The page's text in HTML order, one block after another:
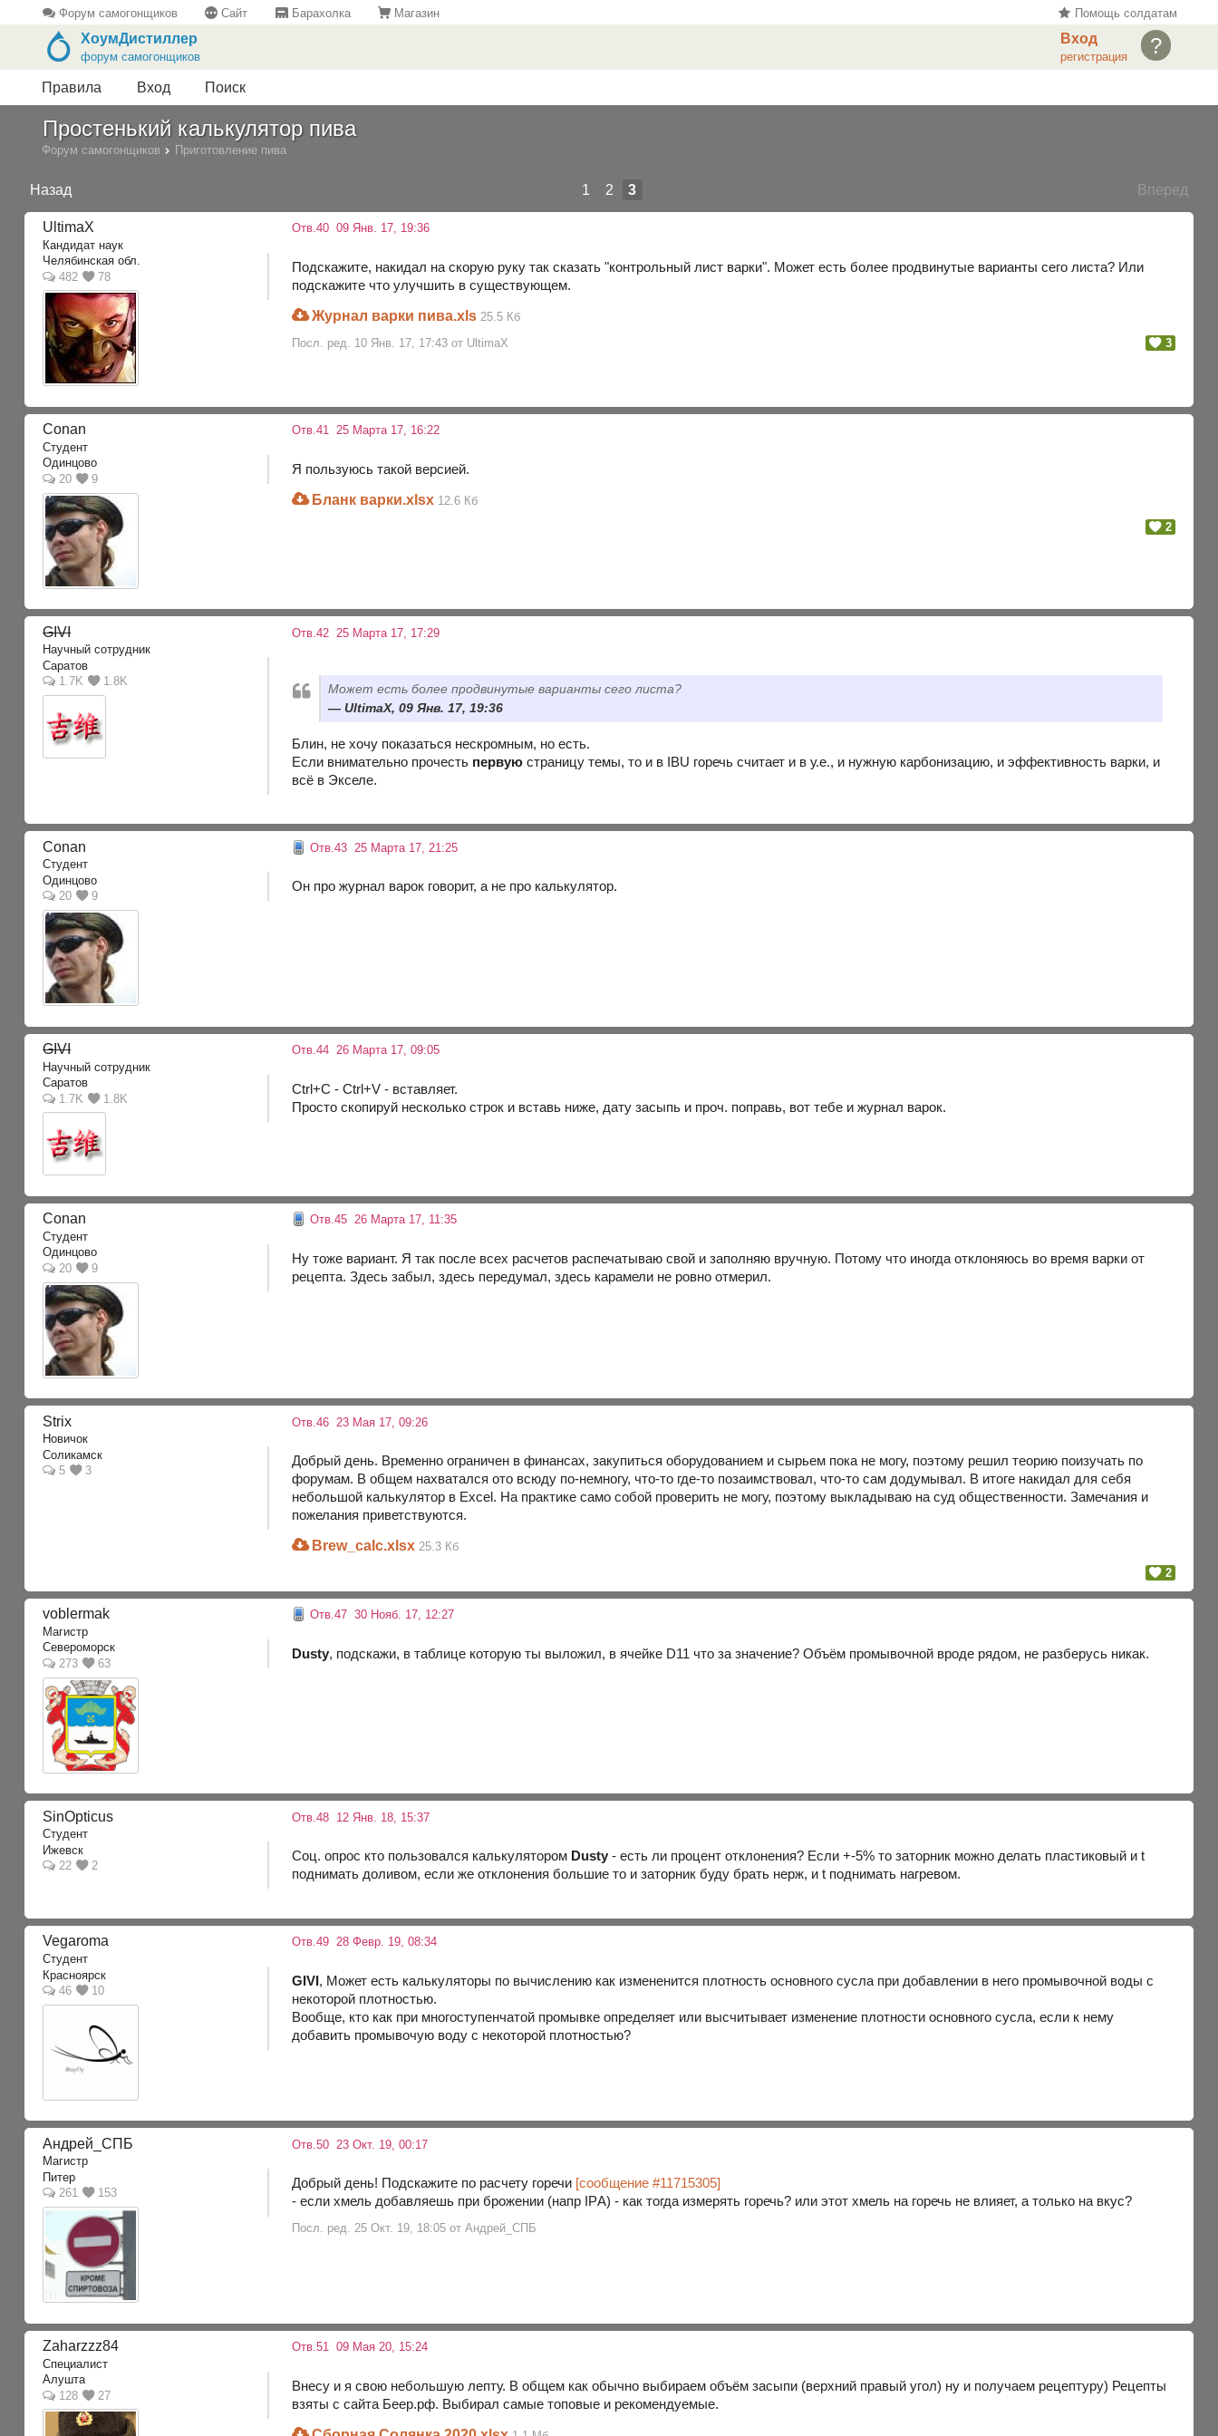
Форум самогонщиков Сайт Барахолка Магазин Помощь солдатам
?
Вход
регистрация
ХоумДистиллер
форум самогонщиков
Правила Вход Поиск
Простенький калькулятор пива
Форум самогонщиков Приготовление пива
Назад Вперед
1 2 3
UltimaX
Кандидат наук
Челябинская обл.
482
78
Отв.40 09 Янв. 17, 19:36
Подскажите, накидал на скорую руку так сказать "контрольный лист варки". Может есть более продвинутые варианты сего листа? Или
подскажите что улучшить в существующем.
Журнал варки пива.xls 25.5 Кб
Посл. ред. 10 Янв. 17, 17:43 от UltimaX
3
Conan
Студент
Одинцово
20
9
Отв.41 25 Марта 17, 16:22
Я пользуюсь такой версией.
Бланк варки.xlsx 12.6 Кб
2
GIVI
Научный сотрудник
Саратов
1.7K
1.8K
Отв.42 25 Марта 17, 17:29
Может есть более продвинутые варианты сего листа?
UltimaX, 09 Янв. 17, 19:36
Блин, не хочу показаться нескромным, но есть.
Если внимательно прочесть первую страницу темы, то и в IBU горечь считает и в у.е., и нужную карбонизацию, и эффективность варки, и
всё в Экселе.
Conan
Студент
Одинцово
20
9
Отв.43 25 Марта 17, 21:25
Он про журнал варок говорит, а не про калькулятор.
GIVI
Научный сотрудник
Саратов
1.7K
1.8K
Отв.44 26 Марта 17, 09:05
Ctrl+C - Ctrl+V - вставляет.
Просто скопируй несколько строк и вставь ниже, дату засыпь и проч. поправь, вот тебе и журнал варок.
Conan
Студент
Одинцово
20
9
Отв.45 26 Марта 17, 11:35
Ну тоже вариант. Я так после всех расчетов распечатываю свой и заполняю вручную. Потому что иногда отклоняюсь во время варки от
рецепта. Здесь забыл, здесь передумал, здесь карамели не ровно отмерил.
Strix
Новичок
Соликамск
5
3
Отв.46 23 Мая 17, 09:26
Добрый день. Временно ограничен в финансах, закупиться оборудованием и сырьем пока не могу, поэтому решил теорию поизучать по
форумам. В общем нахватался ото всюду по-немногу, что-то где-то позаимствовал, что-то сам додумывал. В итоге накидал для себя
небольшой калькулятор в Excel. На практике само собой проверить не могу, поэтому выкладываю на суд общественности. Замечания и
пожелания приветствуются.
Brew_calc.xlsx 25.3 Кб
2
voblermak
Магистр
Североморск
273
63
Отв.47 30 Нояб. 17, 12:27
Dusty, подскажи, в таблице которую ты выложил, в ячейке D11 что за значение? Объём промывочной вроде рядом, не разберусь никак.
SinOpticus
Студент
Ижевск
22
2
Отв.48 12 Янв. 18, 15:37
Соц. опрос кто пользовался калькулятором Dusty - есть ли процент отклонения? Если +-5% то заторник можно делать пластиковый и t
поднимать доливом, если же отклонения большие то и заторник буду брать нерж, и t поднимать нагревом.
Vegaroma
Студент
Красноярск
46
10
Отв.49 28 Февр. 19, 08:34
GIVI, Может есть калькуляторы по вычислению как измененится плотность основного сусла при добавлении в него промывочной воды с
некоторой плотностью.
Вообще, кто как при многоступенчатой промывке определяет или высчитывает изменение плотности основного сусла, если к нему
добавить промывочую воду с некоторой плотностью?
Андрей_СПБ
Магистр
Питер
261
153
Отв.50 23 Окт. 19, 00:17
Добрый день! Подскажите по расчету горечи [сообщение #11715305]
- если хмель добавляешь при брожении (напр IPА) - как тогда измерять горечь? или этот хмель на горечь не влияет, а только на вкус?
Посл. ред. 25 Окт. 19, 18:05 от Андрей_СПБ
Zaharzzz84
Специалист
Алушта
128
27
Отв.51 09 Мая 20, 15:24
Внесу и я свою небольшую лепту. В общем как обычно выбираем объём засыпи (верхний правый угол) ну и получаем рецептуру) Рецепты
взяты с сайта Беер.рф. Выбирал самые топовые и рекомендуемые.